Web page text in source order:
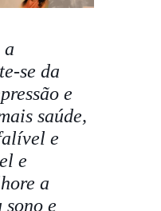
a
se da
e
saúde,
e
e
a
sono e